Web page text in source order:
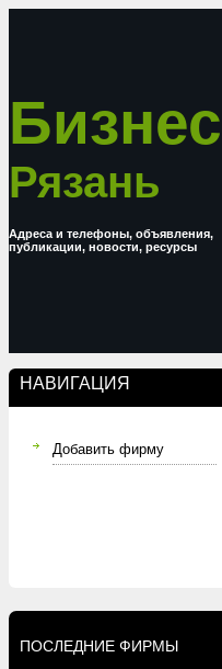
Бизнес
Рязань
Адреса и телефоны, объявления,
публикации, новости, ресурсы
НАВИГАЦИЯ
Добавить фирму
ПОСЛЕДНИЕ ФИРМЫ